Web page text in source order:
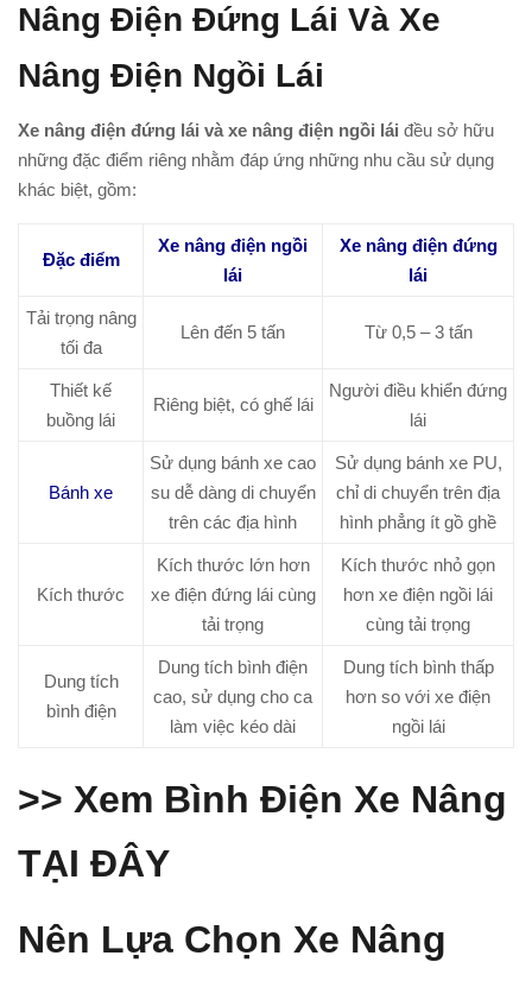
Nâng Điện Đứng Lái Và Xe
Nâng Điện Ngồi Lái
Xe nâng điện đứng lái và xe nâng điện ngồi lái đều sở hữu
những đặc điểm riêng nhằm đáp ứng những nhu cầu sử dụng
khác biệt, gồm:
Đặc điểm
Xe nâng điện ngồi
lái
Xe nâng điện đứng
lái
Tải trọng nâng
tối đa
Lên đến 5 tấn Từ 0,5 – 3 tấn
Thiết kế
buồng lái
Riêng biệt, có ghế lái
Người điều khiển đứng
lái
Bánh xe
Sử dụng bánh xe cao
su dễ dàng di chuyển
trên các địa hình
Sử dụng bánh xe PU,
chỉ di chuyển trên địa
hình phẳng ít gồ ghề
Kích thước
Kích thước lớn hơn
xe điện đứng lái cùng
tải trọng
Kích thước nhỏ gọn
hơn xe điện ngồi lái
cùng tải trọng
Dung tích
bình điện
Dung tích bình điện
cao, sử dụng cho ca
làm việc kéo dài
Dung tích bình thấp
hơn so với xe điện
ngồi lái
>> Xem Bình Điện Xe Nâng
TẠI ĐÂY
Nên Lựa Chọn Xe Nâng